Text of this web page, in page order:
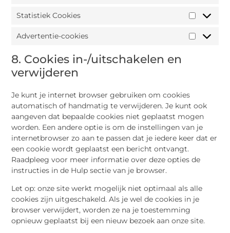
Statistiek Cookies
Advertentie-cookies
8. Cookies in-/uitschakelen en
verwijderen
Je kunt je internet browser gebruiken om cookies
automatisch of handmatig te verwijderen. Je kunt ook
aangeven dat bepaalde cookies niet geplaatst mogen
worden. Een andere optie is om de instellingen van je
internetbrowser zo aan te passen dat je iedere keer dat er
een cookie wordt geplaatst een bericht ontvangt.
Raadpleeg voor meer informatie over deze opties de
instructies in de Hulp sectie van je browser.
Let op: onze site werkt mogelijk niet optimaal als alle
cookies zijn uitgeschakeld. Als je wel de cookies in je
browser verwijdert, worden ze na je toestemming
opnieuw geplaatst bij een nieuw bezoek aan onze site.